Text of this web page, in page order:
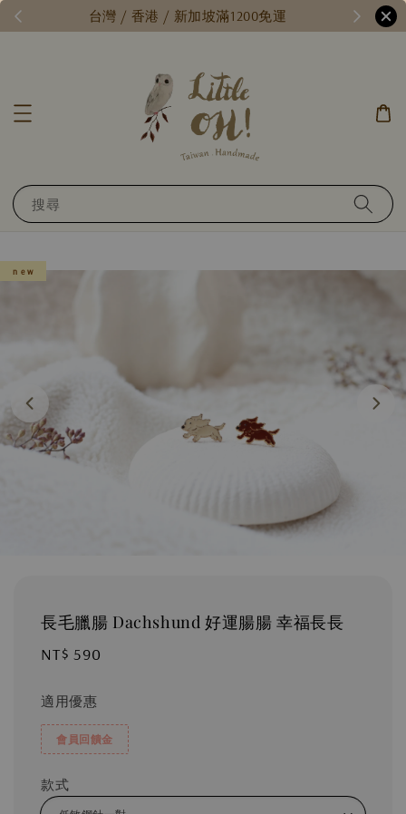
台灣 / 香港 / 新加坡滿1200免運
搜尋
n e w
長毛臘腸 Dachshund 好運腸腸 幸福長長
Regular
NT$ 590
適用優惠
會員回饋金
款式